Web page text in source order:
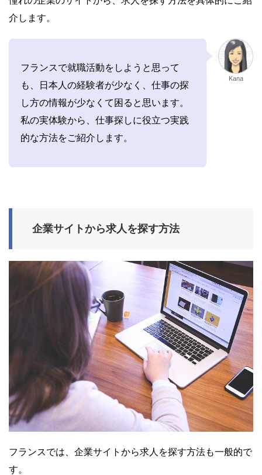
介します。
フランスで就職活動をしようと思って
も、日本人の経験者が少なく、仕事の探
し方の情報が少なくて困ると思います。
私の実体験から、仕事探しに役立つ実践
的な方法をご紹介します。
Kana
企業サイトから求人を探す方法
フランスでは、企業サイトから求人を探す方法も一般的で
す。